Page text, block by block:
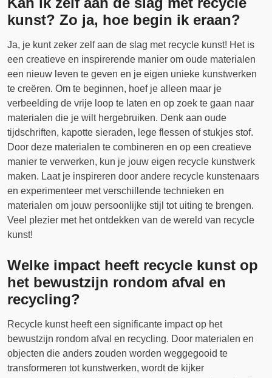
kunst? Zo ja, hoe begin ik eraan?
Ja, je kunt zeker zelf aan de slag met recycle kunst! Het is
een creatieve en inspirerende manier om oude materialen
een nieuw leven te geven en je eigen unieke kunstwerken
te creëren. Om te beginnen, hoef je alleen maar je
verbeelding de vrije loop te laten en op zoek te gaan naar
materialen die je wilt hergebruiken. Denk aan oude
tijdschriften, kapotte sieraden, lege flessen of stukjes stof.
Door deze materialen te combineren en op een creatieve
manier te verwerken, kun je jouw eigen recycle kunstwerk
maken. Laat je inspireren door andere recycle kunstenaars
en experimenteer met verschillende technieken en
materialen om jouw persoonlijke stijl tot uiting te brengen.
Veel plezier met het ontdekken van de wereld van recycle
kunst!
Welke impact heeft recycle kunst op
het bewustzijn rondom afval en
recycling?
Recycle kunst heeft een significante impact op het
bewustzijn rondom afval en recycling. Door materialen en
objecten die anders zouden worden weggegooid te
transformeren tot kunstwerken, wordt de kijker